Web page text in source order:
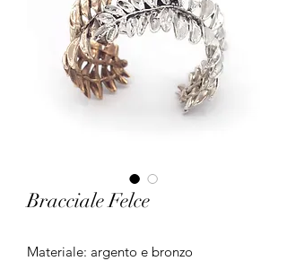
Bracciale Felce
Materiale: argento e bronzo